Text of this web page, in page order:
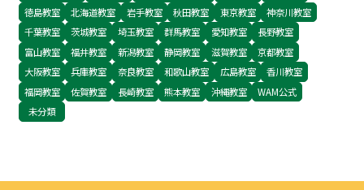
徳島教室
北海道教室 岩手教室 秋田教室 東京教室
神奈川教室
千葉教室
茨城教室 埼玉教室 群馬教室 愛知教室
長野教室
富山教室
福井教室 新潟教室 静岡教室 滋賀教室
京都教室
大阪教室
兵庫教室 奈良教室 和歌山教室 広島教室
香川教室
福岡教室
佐賀教室 長崎教室 熊本教室 沖縄教室
WAM公式
未分類